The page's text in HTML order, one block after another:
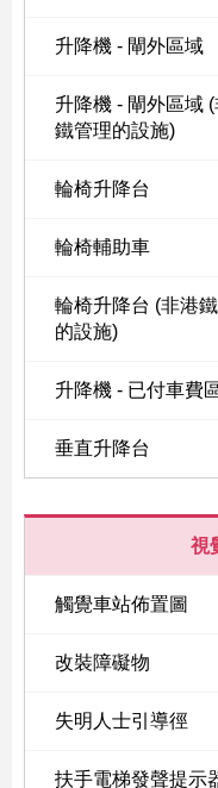
Content
升降機 - 閘外區域
升降機 - 閘外區域 (
鐵管理的設施)
輪椅升降台
輪椅輔助車
輪椅升降台 (非港
的設施)
升降機 - 已付車費
垂直升降台
視
觸覺車站佈置圖
改裝障礙物
失明人士引導徑
扶手電梯發聲提示